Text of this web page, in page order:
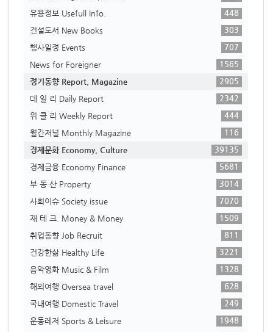
유용정보 Usefull Info.
448
건설도서 New Books
303
행사일정 Events
707
News for Foreigner
1565
정기동향 Report, Magazine
2905
데 일 리 Daily Report
2342
위 클 리 Weekly Report
444
월간저널 Monthly Magazine
116
경제문화 Economy, Culture
39135
경제금융 Economy Finance
5681
부 동 산 Property
3014
사회이슈 Society issue
7070
재 테 크. Money & Money
1509
취업동향 Job Recruit
811
건강한삶 Healthy Life
3221
음악영화 Music & Film
1328
해외여행 Oversea travel
628
국내여행 Domestic Travel
249
운동레저 Sports & Leisure
1948